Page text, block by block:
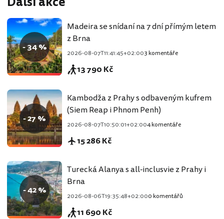
- 34 %
Madeira se snídaní na 7 dní přímým letem
z Brna
2026-08-07T11:41:45+02:003 komentáře
13 790 Kč
- 27 %
Kambodža z Prahy s odbaveným kufrem
(Siem Reap i Phnom Penh)
2026-08-07T10:50:01+02:004 komentáře
15 286 Kč
- 42 %
Turecká Alanya s all-inclusvie z Prahy i
Brna
2026-08-06T19:35:48+02:000 komentářů
11 690 Kč